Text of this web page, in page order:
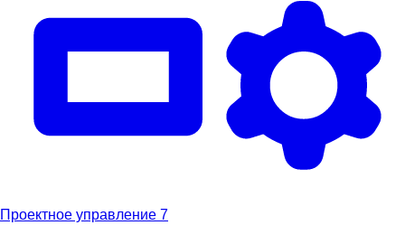
Проектное управление 7